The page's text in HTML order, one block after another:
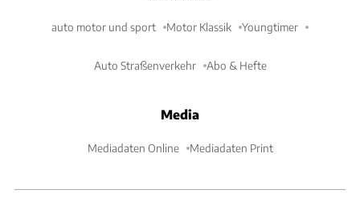
auto motor und sport Motor Klassik Youngtimer
Auto Straßenverkehr Abo & Hefte
Media
Mediadaten Online Mediadaten Print